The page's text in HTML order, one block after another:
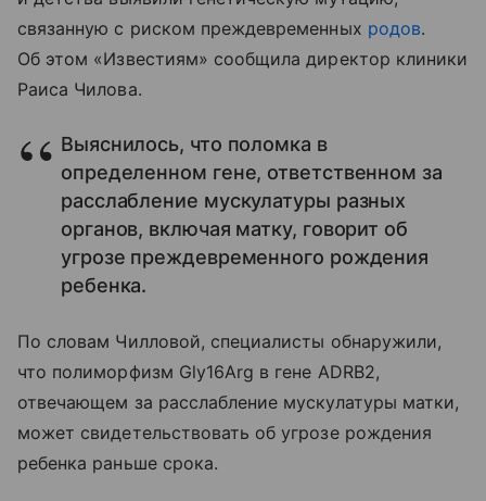
связанную с риском преждевременных родов.
Об этом «Известиям» сообщила директор клиники
Раиса Чилова.
Выяснилось, что поломка в
определенном гене, ответственном за
расслабление мускулатуры разных
органов, включая матку, говорит об
угрозе преждевременного рождения
ребенка.
По словам Чилловой, специалисты обнаружили,
что полиморфизм Gly16Arg в гене ADRB2,
отвечающем за расслабление мускулатуры матки,
может свидетельствовать об угрозе рождения
ребенка раньше срока.